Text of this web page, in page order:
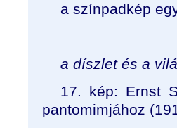
a színpadkép
a díszlet és a
17. kép: Ernst
pantomimjához